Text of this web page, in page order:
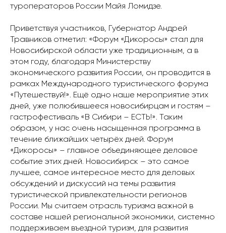
туроператоров России Майя Ломидзе.
Приветствуя участников, Губернатор Андрей
Травников отметил: «Форум «Дикоросы» стал для
Новосибирской области уже традиционным, а в
этом году, благодаря Министерству
экономического развития России, он проводится в
рамках Международного туристического форума
«Путешествуй!». Ещё одно наше мероприятие этих
дней, уже полюбившееся новосибирцам и гостям –
гастрофестиваль «В Сибири – ЕСТЬ!». Таким
образом, у нас очень насыщенная программа в
течение ближайших четырёх дней. Форум
«Дикоросы» – главное объединяющее деловое
событие этих дней. Новосибирск – это самое
лучшее, самое интересное место для деловых
обсуждений и дискуссий на темы развития
туристической привлекательности регионов
России. Мы считаем отрасль туризма важной в
составе нашей региональной экономики, системно
поддерживаем въездной туризм, для развития